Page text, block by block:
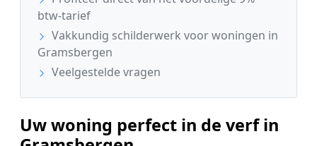
btw-tarief
Vakkundig schilderwerk voor woningen in
Gramsbergen
Veelgestelde vragen
Uw woning perfect in de verf in